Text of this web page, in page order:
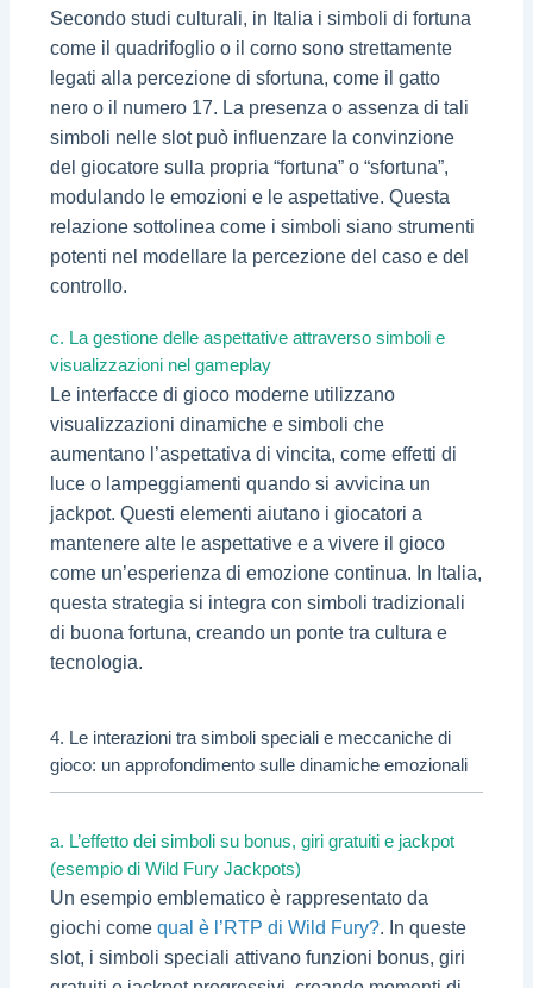
Secondo studi culturali, in Italia i simboli di fortuna
come il quadrifoglio o il corno sono strettamente
legati alla percezione di sfortuna, come il gatto
nero o il numero 17. La presenza o assenza di tali
simboli nelle slot può influenzare la convinzione
del giocatore sulla propria “fortuna” o “sfortuna”,
modulando le emozioni e le aspettative. Questa
relazione sottolinea come i simboli siano strumenti
potenti nel modellare la percezione del caso e del
controllo.
c. La gestione delle aspettative attraverso simboli e
visualizzazioni nel gameplay
Le interfacce di gioco moderne utilizzano
visualizzazioni dinamiche e simboli che
aumentano l’aspettativa di vincita, come effetti di
luce o lampeggiamenti quando si avvicina un
jackpot. Questi elementi aiutano i giocatori a
mantenere alte le aspettative e a vivere il gioco
come un’esperienza di emozione continua. In Italia,
questa strategia si integra con simboli tradizionali
di buona fortuna, creando un ponte tra cultura e
tecnologia.
4. Le interazioni tra simboli speciali e meccaniche di
gioco: un approfondimento sulle dinamiche emozionali
a. L’effetto dei simboli su bonus, giri gratuiti e jackpot
(esempio di Wild Fury Jackpots)
Un esempio emblematico è rappresentato da
giochi comequal è l’RTP di Wild Fury?. In queste
slot, i simboli speciali attivano funzioni bonus, giri